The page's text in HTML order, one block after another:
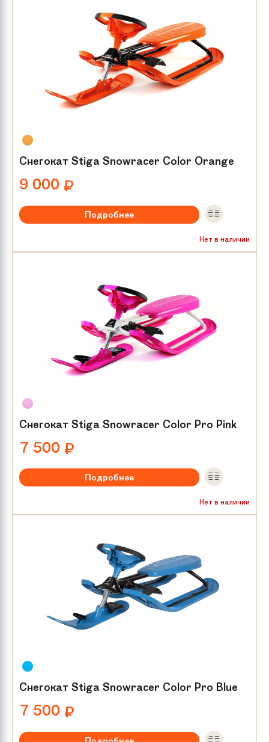
Снегокат Stiga Snowracer Color Orange
9 000 ₽
Подробнее
Нет в наличии
Снегокат Stiga Snowracer Color Pro Pink
7 500 ₽
Подробнее
Нет в наличии
Снегокат Stiga Snowracer Color Pro Blue
7 500 ₽